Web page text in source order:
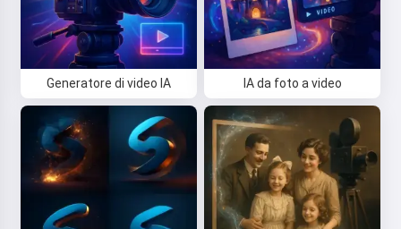
Generatore di video IA IA da foto a video